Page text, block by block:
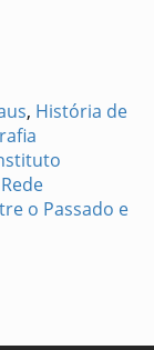
, História de
o Passado e